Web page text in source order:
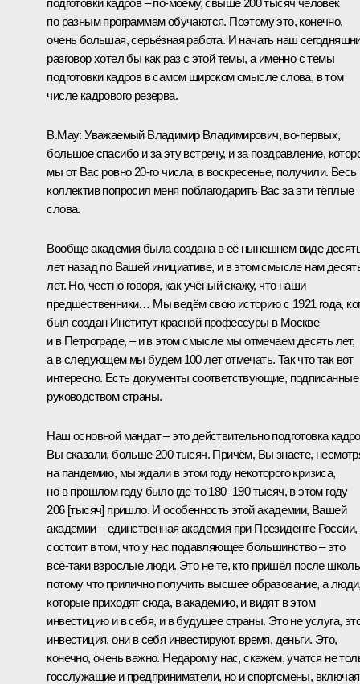
по разным программам обучаются. Поэтому это, конечно,
очень большая, серьёзная работа. И начать наш
разговор хотел бы как раз с этой темы, а именно с темы
подготовки кадров в самом широком смысле слова, в том
числе кадрового резерва.
В.Мау: Уважаемый Владимир Владимирович, во‑первых,
большое спасибо и за эту встречу, и за поздравление,
мы от Вас ровно 20‑го числа, в воскресенье, получили. Весь
коллектив попросил меня поблагодарить Вас за эти тёплые
слова.
Вообще академия была создана в её нынешнем виде
лет назад по Вашей инициативе, и в этом смысле нам
лет. Но, честно говоря, как учёный скажу, что наши
предшественники… Мы ведём свою историю с 1921 года,
был создан Институт красной профессуры в Москве
и в Петрограде, – и в этом смысле мы отмечаем десять лет,
а в следующем мы будем 100 лет отмечать. Так что так вот
интересно. Есть документы соответствующие, подписанные
руководством страны.
Наш основной мандат – это действительно подготовка
Вы сказали, больше 200 тысяч. Причём, Вы знаете,
на пандемию, мы ждали в этом году некоторого кризиса,
но в прошлом году было где‑то 180–190 тысяч, в этом году
206 [тысяч] пришло. И особенность этой академии, Вашей
академии – единственная академия при Президенте России,
состоит в том, что у нас подавляющее большинство – это
всё‑таки взрослые люди. Это не те, кто пришёл после
потому что прилично получить высшее образование, а
которые приходят сюда, в академию, и видят в этом
инвестицию и в себя, и в будущее страны. Это не услуга,
инвестиция, они в себя инвестируют, время, деньги. Это,
конечно, очень важно. Недаром у нас, скажем, учатся не
госслужащие и предприниматели, но и спортсмены, включая